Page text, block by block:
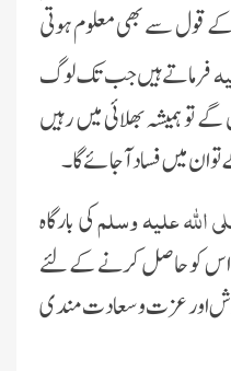
قول سے بھی معلوم ہوتی
فرماتے ہیں جب تک لوگ
ہمیشہ بھلائی میں رہیں
ان میں فساد آجائے گا ۔
اللہ علیہ وسلمکی بارگاہ
اس کو حاصل کرنے کے لئے
اور عزت و سعادت مندی